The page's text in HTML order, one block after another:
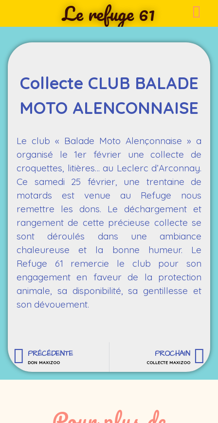
Le refuge 61
Collecte CLUB BALADE
MOTO ALENCONNAISE
Le club « Balade Moto Alençonnaise » a
organisé le 1er février une collecte de
croquettes, litières… au Leclerc d’Arconnay.
Ce samedi 25 février, une trentaine de
motards est venue au Refuge nous
remettre les dons. Le déchargement et
rangement de cette précieuse collecte se
sont déroulés dans une ambiance
chaleureuse et la bonne humeur. Le
Refuge 61 remercie le club pour son
engagement en faveur de la protection
animale, sa disponibilité, sa gentillesse et
son dévouement.
PRÉCÉDENTE
DON MAXIZOO
PROCHAIN
COLLECTE MAXIZOO